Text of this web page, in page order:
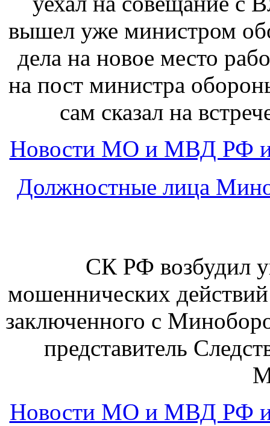
вышел уже министром
дела на новое место
на пост министра
сам сказал на
Новости МО и МВД РФ
Должностные лица
СК РФ возбудил
мошеннических
заключенного с
представитель
Новости МО и МВД РФ